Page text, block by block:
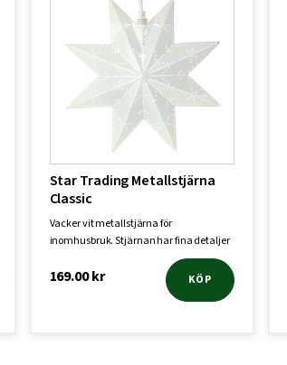
Star Trading Metallstjärna
Classic
Vacker vit metallstjärna för
inomhusbruk. Stjärnan har fina detaljer
169.00kr KÖP